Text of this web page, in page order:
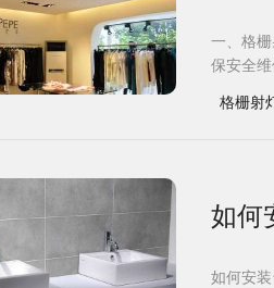
一、格
保安全
格栅射
如何
如何安